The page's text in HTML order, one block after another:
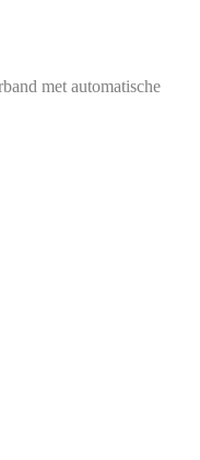
met automatische